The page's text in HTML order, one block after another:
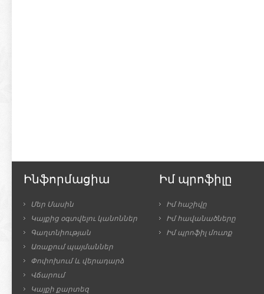
Ինֆորմացիա
Մեր Մասին
Կայքից օգտվելու կանոններ
Գաղտնիության
Առաքում պայմաններ
Փոփոխում և վերադարձ
Վճարում
Կայքի քարտեզ
Իմ պրոֆիլը
Իմ հաշիվը
Իմ հավանածները
Իմ պրոֆիլ մուտք